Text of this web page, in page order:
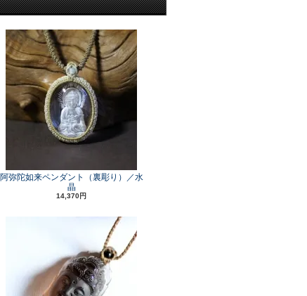
阿弥陀如来ペンダント（裏彫り）／水
晶
14,370円